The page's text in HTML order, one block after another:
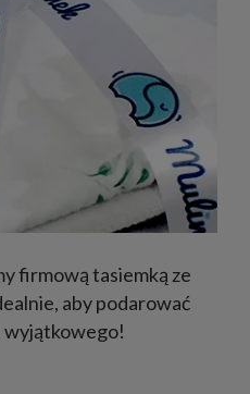
firmową tasiemką ze
aby podarować
wyjątkowego!